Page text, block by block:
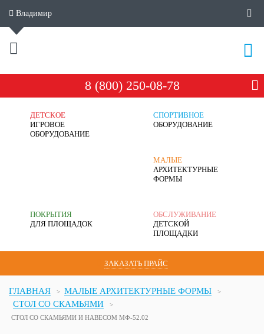
Владимир
8 (800) 250-08-78
ДЕТСКОЕ
ИГРОВОЕ
ОБОРУДОВАНИЕ
СПОРТИВНОЕ
ОБОРУДОВАНИЕ
МАЛЫЕ
АРХИТЕКТУРНЫЕ
ФОРМЫ
ПОКРЫТИЯ
ДЛЯ ПЛОЩАДОК
ОБСЛУЖИВАНИЕ
ДЕТСКОЙ
ПЛОЩАДКИ
ЗАКАЗАТЬ ПРАЙС
ГЛАВНАЯ
МАЛЫЕ АРХИТЕКТУРНЫЕ ФОРМЫ
СТОЛ СО СКАМЬЯМИ
СТОЛ СО СКАМЬЯМИ И НАВЕСОМ МФ-52.02